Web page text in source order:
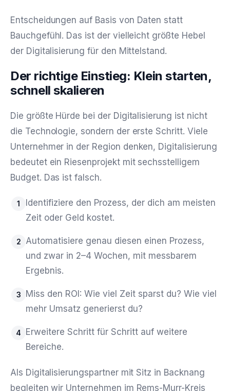
Entscheidungen auf Basis von Daten statt
Bauchgefühl. Das ist der vielleicht größte Hebel
der Digitalisierung für den Mittelstand.
Der richtige Einstieg: Klein starten,
schnell skalieren
Die größte Hürde bei der Digitalisierung ist nicht
die Technologie, sondern der erste Schritt. Viele
Unternehmer in der Region denken, Digitalisierung
bedeutet ein Riesenprojekt mit sechsstelligem
Budget. Das ist falsch.
1
Identifiziere den Prozess, der dich am meisten
Zeit oder Geld kostet.
2
Automatisiere genau diesen einen Prozess,
und zwar in 2–4 Wochen, mit messbarem
Ergebnis.
3
Miss den ROI: Wie viel Zeit sparst du? Wie viel
mehr Umsatz generierst du?
4
Erweitere Schritt für Schritt auf weitere
Bereiche.
Als Digitalisierungspartner mit Sitz in Backnang
begleiten wir Unternehmen im Rems-Murr-Kreis